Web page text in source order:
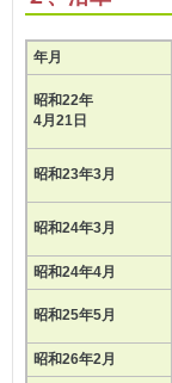
年月
昭和22年
4月21日
昭和23年3月
昭和24年3月
昭和24年4月
昭和25年5月
昭和26年2月